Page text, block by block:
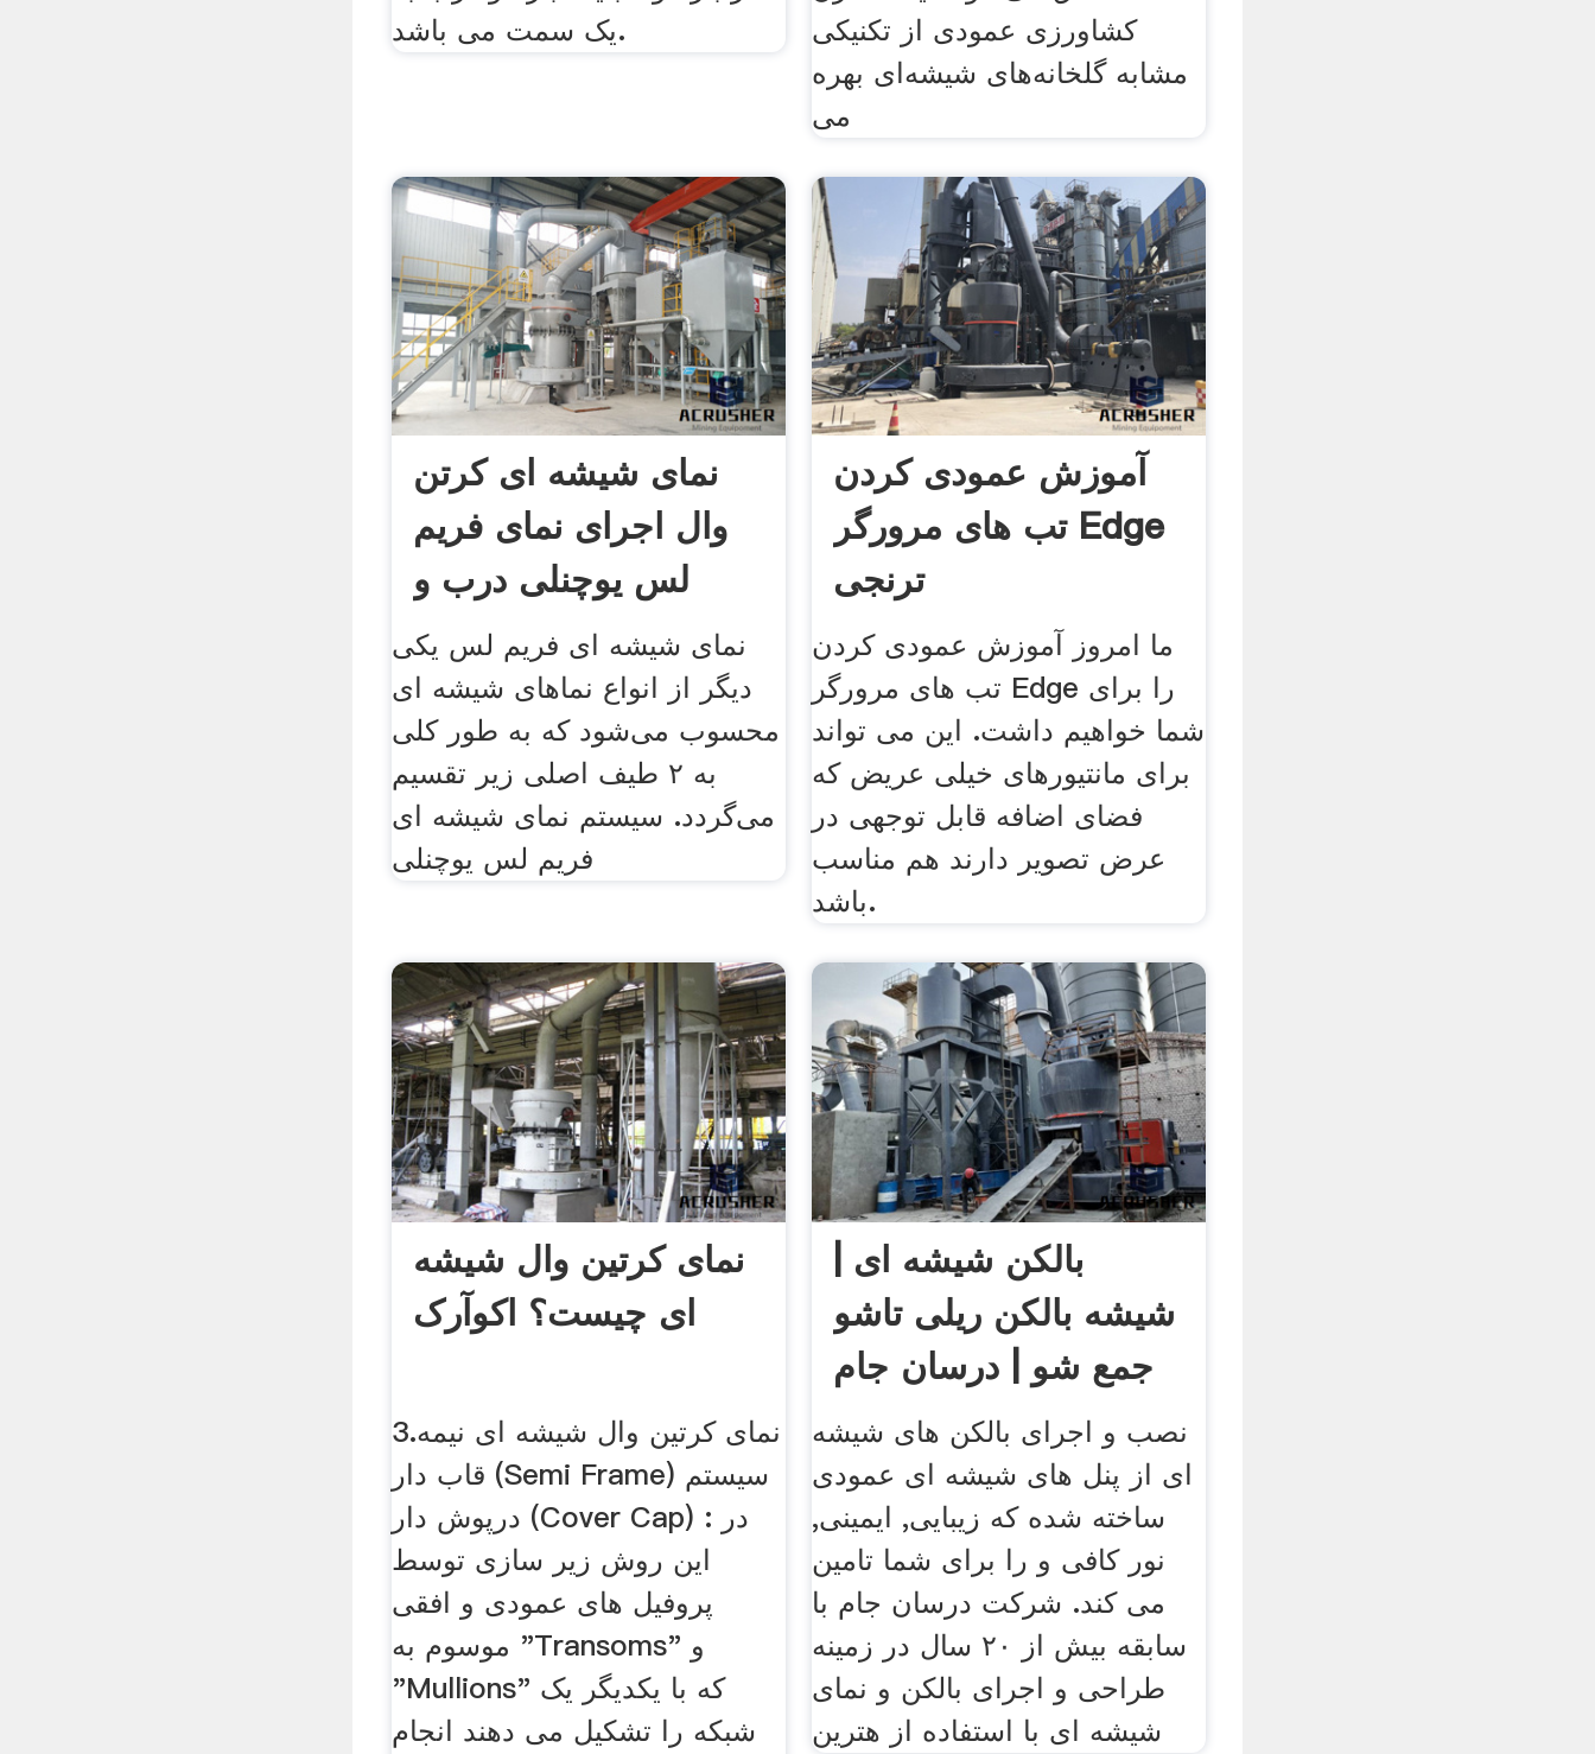
یک سمت می باشد.
کشاورزی عمودی از تکنیکی
مشابه گلخانه‌های شیشه‌ای بهره
می
نمای شیشه ای کرتن
وال اجرای نمای فریم
لس یوچنلی درب و
نمای شیشه ای فریم لس یکی
دیگر از انواع نماهای شیشه ای
محسوب می‌شود که به طور کلی
به ۲ طیف اصلی زیر تقسیم
می‌گردد. سیستم نمای شیشه ای
فریم لس یوچنلی
آموزش عمودی کردن
تب های مرورگر Edge
ترنجی
ما امروز آموزش عمودی کردن
تب های مرورگر Edge را برای
شما خواهیم داشت. این می تواند
برای مانتیورهای خیلی عریض که
فضای اضافه قابل توجهی در
عرض تصویر دارند هم مناسب
باشد.
نمای کرتین وال شیشه
ای چیست؟ اکوآرک
3.نمای کرتین وال شیشه ای نیمه
قاب دار (Semi Frame) سیستم
درپوش دار (Cover Cap) : در
این روش زیر سازی توسط
پروفیل های عمودی و افقی
موسوم به "Transoms" و
"Mullions" که با یکدیگر یک
شبکه را تشکیل می دهند انجام
بالکن شیشه ای |
شیشه بالکن ریلی تاشو
جمع شو | درسان جام
نصب و اجرای بالکن های شیشه
ای از پنل های شیشه ای عمودی
ساخته شده که زیبایی, ایمینی,
نور کافی و را برای شما تامین
می کند. شرکت درسان جام با
سابقه بیش از ۲۰ سال در زمینه
طراحی و اجرای بالکن و نمای
شیشه ای با استفاده از هترین